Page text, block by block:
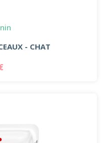
- CHAT